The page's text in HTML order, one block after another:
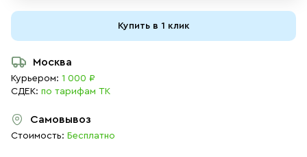
Купить в 1 клик
Москва
Курьером: 1 000 ₽
СДЕК: по тарифам ТК
Самовывоз
Стоимость: Бесплатно